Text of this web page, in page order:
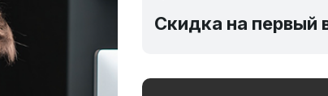
Скидка на первый